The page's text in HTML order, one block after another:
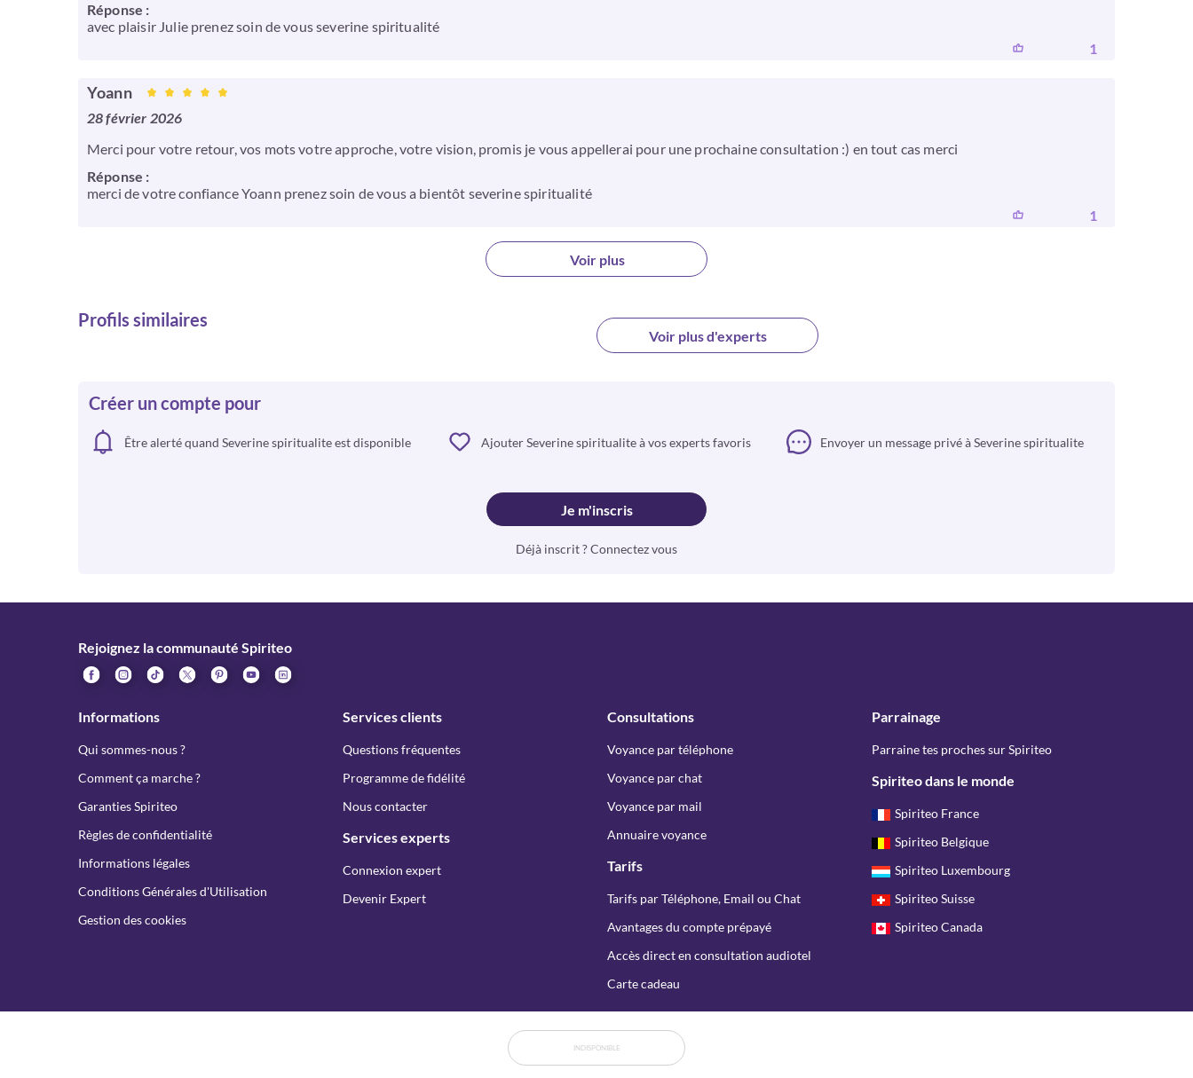
Réponse :
avec plaisir Julie prenez soin de vous severine spiritualité
1
Yoann
28 février 2026
Merci pour votre retour, vos mots votre approche, votre vision, promis je vous appellerai pour une prochaine consultation :) en tout cas merci
Réponse :
merci de votre confiance Yoann prenez soin de vous a bientôt severine spiritualité
1
Voir plus
Profils similaires
Voir plus d'experts
Créer un compte pour
Être alerté quand Severine spiritualite est disponible Ajouter Severine spiritualite à vos experts favoris Envoyer un message privé à Severine spiritualite
Je m'inscris
Déjà inscrit ? Connectez vous
INDISPONIBLE
Rejoignez la communauté Spiriteo
Informations
Qui sommes-nous ?
Comment ça marche ?
Garanties Spiriteo
Règles de confidentialité
Informations légales
Conditions Générales d'Utilisation
Gestion des cookies
Services clients
Questions fréquentes
Programme de fidélité
Nous contacter
Services experts
Connexion expert
Devenir Expert
Consultations
Voyance par téléphone
Voyance par chat
Voyance par mail
Annuaire voyance
Tarifs
Tarifs par Téléphone, Email ou Chat
Avantages du compte prépayé
Accès direct en consultation audiotel
Carte cadeau
Parrainage
Parraine tes proches sur Spiriteo
Spiriteo dans le monde
Spiriteo France
Spiriteo Belgique
Spiriteo Luxembourg
Spiriteo Suisse
Spiriteo Canada
Copyright © Spiriteo 2026 - Tous droits réservés